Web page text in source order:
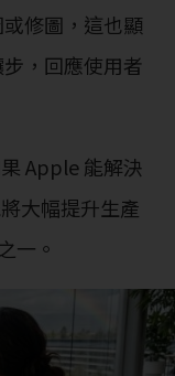
修圖，這也顯
，回應使用者
Apple 能解決
大幅提升生產
一。